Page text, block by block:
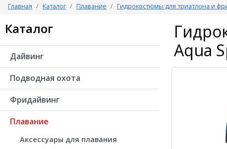
Главная Каталог Плавание Гидрокостюмы для триатлона и
Каталог
Дайвинг
Подводная охота
Фридайвинг
Плавание
Аксессуары для плавания
Aqua